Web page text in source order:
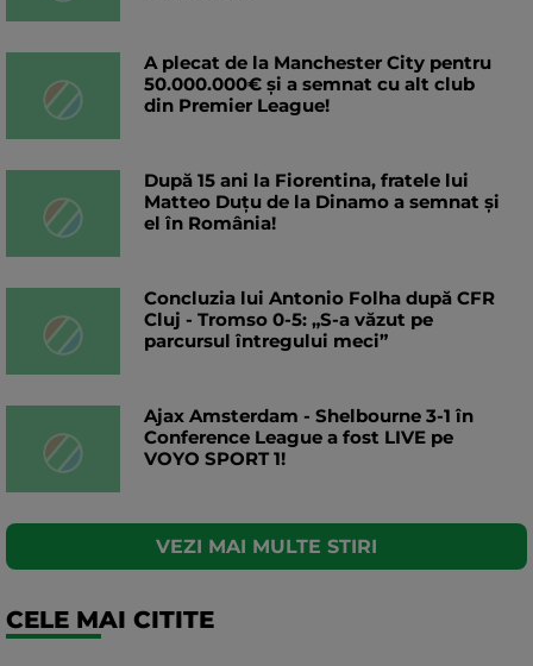
A plecat de la Manchester City pentru
50.000.000€ și a semnat cu alt club
din Premier League!
După 15 ani la Fiorentina, fratele lui
Matteo Duțu de la Dinamo a semnat și
el în România!
Concluzia lui Antonio Folha după CFR
Cluj - Tromso 0-5: „S-a văzut pe
parcursul întregului meci”
Ajax Amsterdam - Shelbourne 3-1 în
Conference League a fost LIVE pe
VOYO SPORT 1!
VEZI MAI MULTE STIRI
CELE MAI CITITE